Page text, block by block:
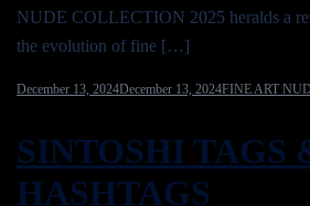
NUDE COLLECTION 2025 heralds a
the evolution of fine […]
December 13, 2024December 13, 2024FINE ART
SINTOSHI TAGS
HASHTAGS